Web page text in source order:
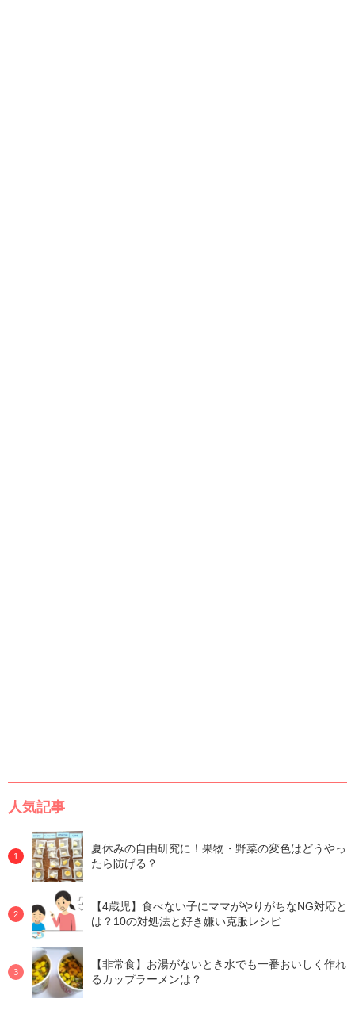
人気記事
夏休みの自由研究に！果物・野菜の変色はどうやっ
たら防げる？
【4歳児】食べない子にママがやりがちなNG対応と
は？10の対処法と好き嫌い克服レシピ
【非常食】お湯がないとき水でも一番おいしく作れ
るカップラーメンは？